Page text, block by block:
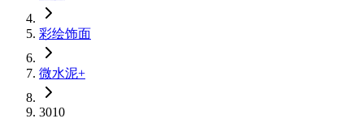
彩绘饰面
微水泥+
3010